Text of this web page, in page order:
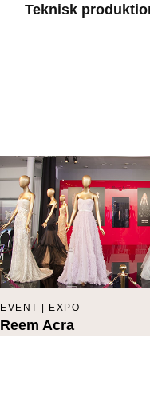
Teknisk
EVENT | EXPO
Reem Acra